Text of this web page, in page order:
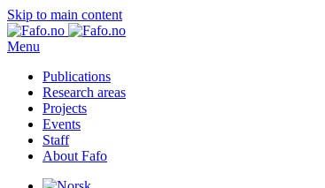
Skip to main content
Menu
Publications
Research areas
Projects
Events
Staff
About Fafo